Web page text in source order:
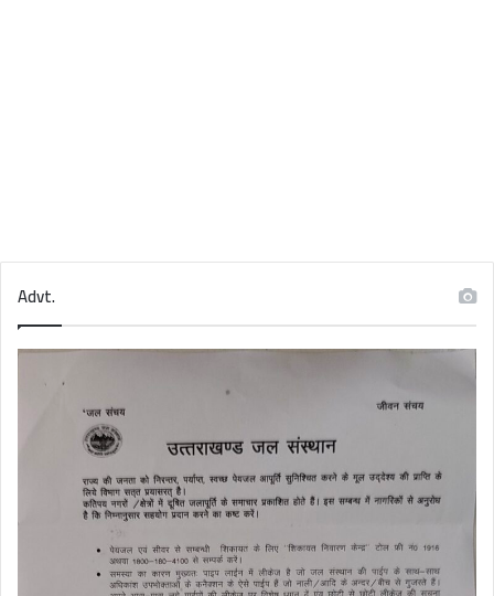
Advt.